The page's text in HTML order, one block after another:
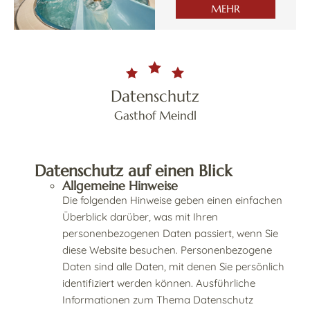
MEHR
Datenschutz
Gasthof Meindl
Datenschutz auf einen Blick
Allgemeine Hinweise
Die folgenden Hinweise geben einen einfachen
Überblick darüber, was mit Ihren
personenbezogenen Daten passiert, wenn Sie
diese Website besuchen. Personenbezogene
Daten sind alle Daten, mit denen Sie persönlich
identifiziert werden können. Ausführliche
Informationen zum Thema Datenschutz